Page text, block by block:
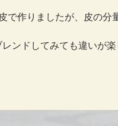
で作りましたが、皮の分
ンドしてみても違いが楽